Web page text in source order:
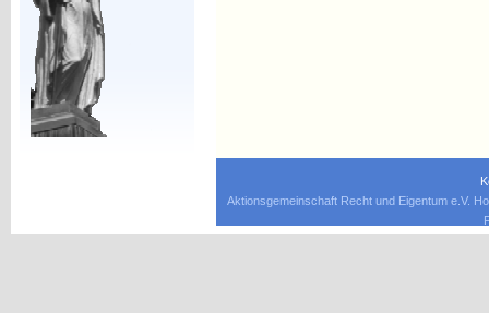
Aktionsgemeinschaft Recht und Eigentum e.V.